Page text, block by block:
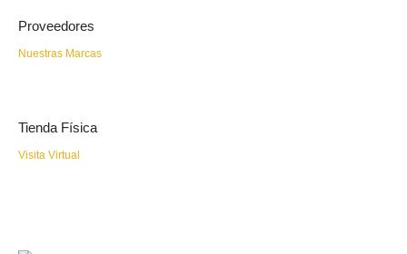
Proveedores
Nuestras Marcas
Tienda Física
Visita Virtual